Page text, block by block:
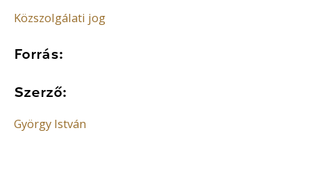
Közszolgálati jog
Forrás:
Szerző:
György István